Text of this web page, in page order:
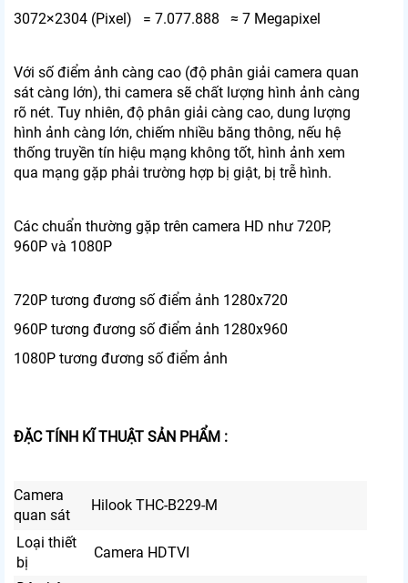
3072×2304 (Pixel) = 7.077.888 ≈ 7 Megapixel
Với số điểm ảnh càng cao (độ phân giải camera quan
sát càng lớn), thi camera sẽ chất lượng hình ảnh càng
rõ nét. Tuy nhiên, độ phân giải càng cao, dung lượng
hình ảnh càng lớn, chiếm nhiều băng thông, nếu hệ
thống truyền tín hiệu mạng không tốt, hình ảnh xem
qua mạng gặp phải trường hợp bị giật, bị trễ hình.
Các chuẩn thường gặp trên camera HD như 720P,
960P và 1080P
720P tương đương số điểm ảnh 1280x720
960P tương đương số điểm ảnh 1280x960
1080P tương đương số điểm ảnh
ĐẶC TÍNH KĨ THUẬT SẢN PHẨM :
Camera
quan sát
Hilook THC-B229-M
Loại thiết
bị
Camera HDTVI